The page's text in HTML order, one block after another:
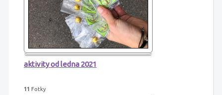
aktivity od ledna 2021
11 Fotky